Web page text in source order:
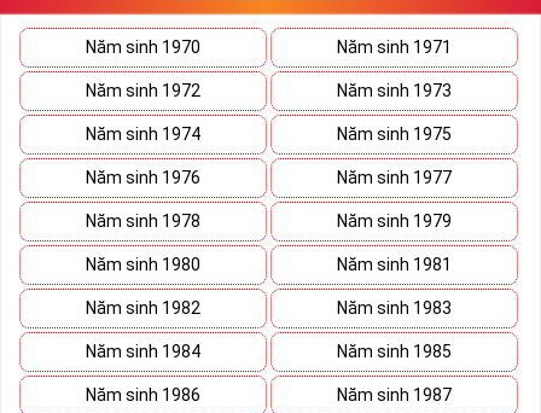
Năm sinh 1970 Năm sinh 1971
Năm sinh 1972 Năm sinh 1973
Năm sinh 1974 Năm sinh 1975
Năm sinh 1976 Năm sinh 1977
Năm sinh 1978 Năm sinh 1979
Năm sinh 1980 Năm sinh 1981
Năm sinh 1982 Năm sinh 1983
Năm sinh 1984 Năm sinh 1985
Năm sinh 1986 Năm sinh 1987